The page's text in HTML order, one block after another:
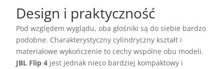
Design i praktyczność
Pod względem wyglądu, oba głośniki są do siebie bardzo
podobne. Charakterystyczny cylindryczny kształt i
materiałowe wykończenie to cechy wspólne obu modeli.
JBL Flip 4 jest jednak nieco bardziej kompaktowy i